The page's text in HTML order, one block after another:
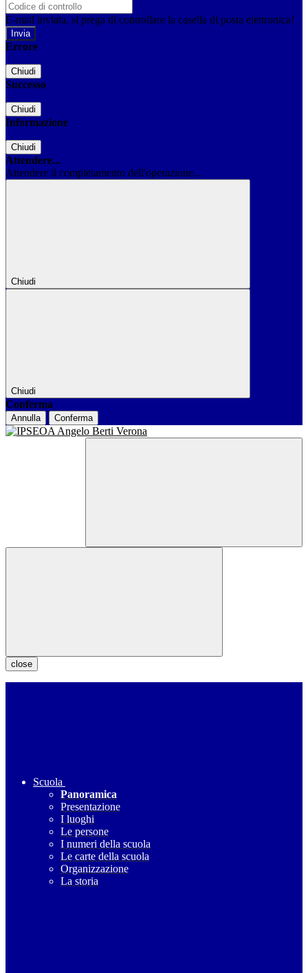
E-mail inviata, si prega di controllare la casella di posta elettronica!
Errore
Chiudi
Successo
Chiudi
Informazione
Chiudi
Attendere...
Attendere il completamento dell'operazione...
Chiudi
Chiudi
Conferma
Annulla Conferma
close
Scuola
Panoramica
Presentazione
I luoghi
Le persone
I numeri della scuola
Le carte della scuola
Organizzazione
La storia